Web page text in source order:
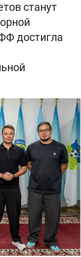
станут
достигла